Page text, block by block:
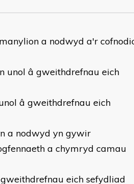
a nodwyd a'r
unol â gweithdrefnau eich
â gweithdrefnau eich
a nodwyd yn gywir
a chymryd camau
eich sefydliad